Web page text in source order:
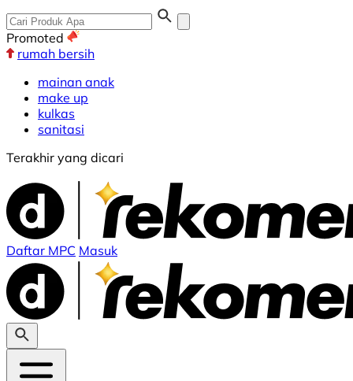
Promoted
rumah bersih
mainan anak
make up
kulkas
sanitasi
Terakhir yang dicari
Daftar MPC Masuk